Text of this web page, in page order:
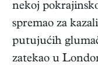
nekoj
spremao za
putujućih
zatekao u